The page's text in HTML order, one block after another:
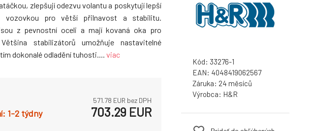
zlepšují odezvu volantu a poskytují lepší
vozovkou pro větší přilnavost a stabilitu.
z pevnostní oceli a mají kovaná oka pro
stabilizátorů umožňuje nastavitelné
dokonalé odladění tuhosti.... viac
571.78 EUR bez DPH
1-2 týdny 703.29 EUR
Kód: 33276-1
EAN: 4048419062567
Záruka: 24
Výrobca: H&R